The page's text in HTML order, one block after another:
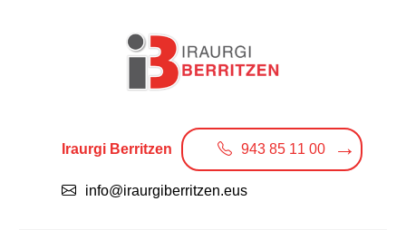
Iraurgi Berritzen 943 85 11 00
info@iraurgiberritzen.eus